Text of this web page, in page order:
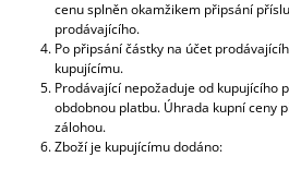
cenu splněn okamžikem připsání
prodávajícího.
Po připsání částky na účet
kupujícímu.
Prodávající nepožaduje od kupujícího
obdobnou platbu. Úhrada kupní ceny
zálohou.
Zboží je kupujícímu dodáno: